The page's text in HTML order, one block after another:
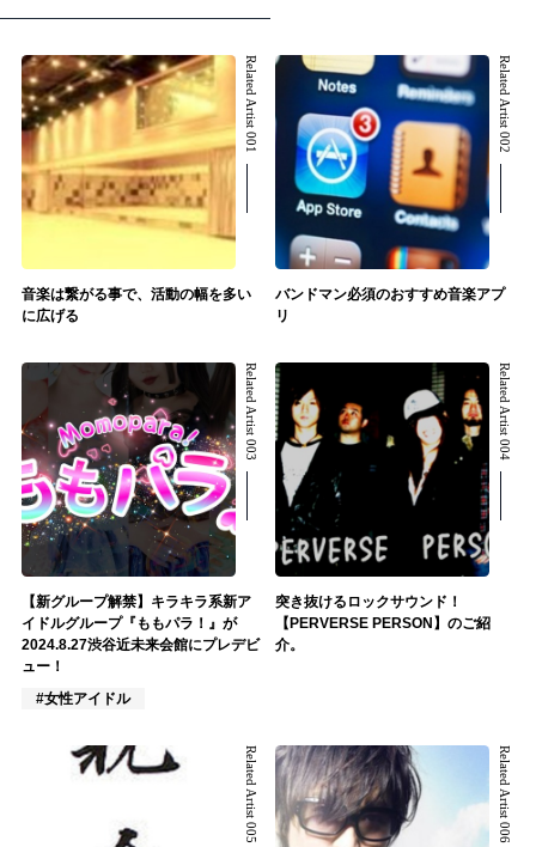
Related Artist 001
音楽は繋がる事で、活動の幅を多い
に広げる
Related Artist 002
バンドマン必須のおすすめ音楽アプ
リ
Related Artist 003
【新グループ解禁】キラキラ系新ア
イドルグループ『ももパラ！』が
2024.8.27渋谷近未来会館にプレデビ
ュー！
#女性アイドル
Related Artist 004
突き抜けるロックサウンド！
【PERVERSE PERSON】のご紹
介。
Related Artist 005 Related Artist 006